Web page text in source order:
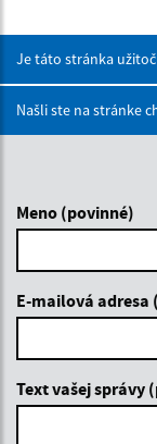
Je táto stránka
Našli ste na stránke
Meno (povinné)
E-mailová adresa
Text vašej správy